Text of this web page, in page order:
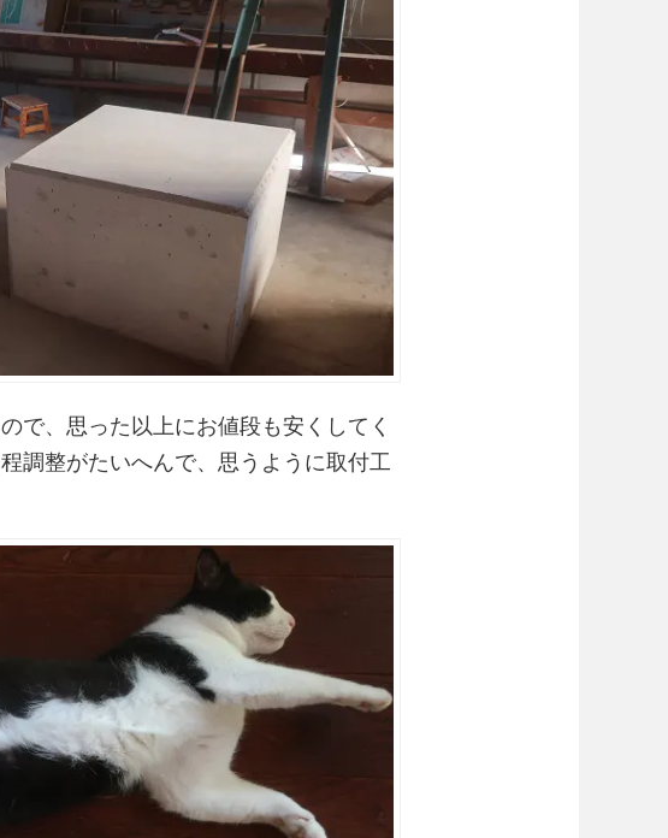
で、思った以上にお値段も安くしてく
調整がたいへんで、思うように取付工